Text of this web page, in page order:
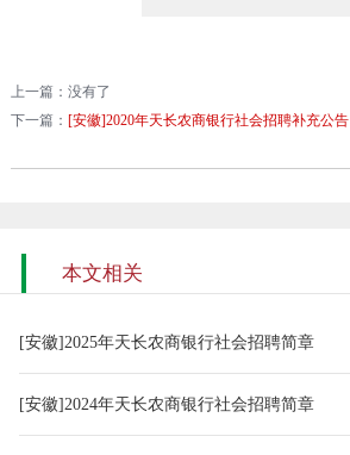
上一篇：没有了
下一篇： [安徽]2020年天长农商银行社会招聘补充公告
本文相关
[安徽]2025年天长农商银行社会招聘简章
[安徽]2024年天长农商银行社会招聘简章